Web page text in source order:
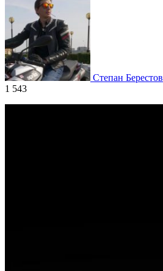
Степан Берестов
1 543